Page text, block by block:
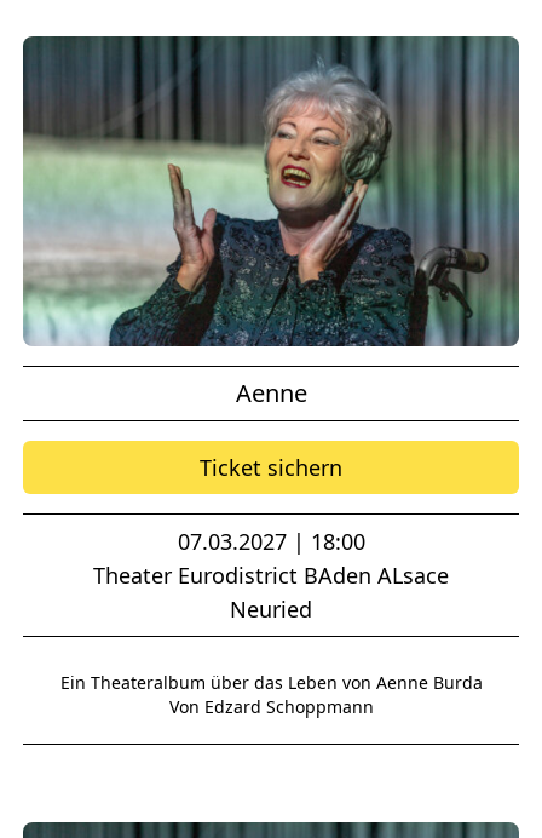
Aenne
Ticket sichern
07.03.2027 | 18:00
Theater Eurodistrict BAden ALsace
Neuried
Ein Theateralbum über das Leben von Aenne Burda
Von Edzard Schoppmann